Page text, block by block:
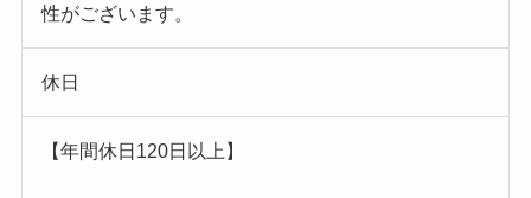
性がございます。
休日
【年間休日120日以上】